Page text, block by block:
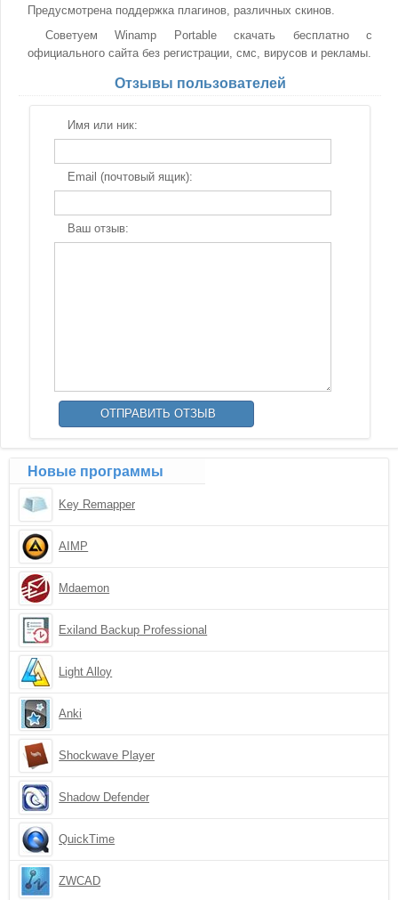
Предусмотрена поддержка плагинов, различных скинов.
Советуем Winamp Portable скачать бесплатно с
официального сайта без регистрации, смс, вирусов и рекламы.
Отзывы пользователей
Имя или ник:
Email (почтовый ящик):
Ваш отзыв:
Новые программы
Key Remapper
AIMP
Mdaemon
Exiland Backup Professional
Light Alloy
Anki
Shockwave Player
Shadow Defender
QuickTime
ZWCAD